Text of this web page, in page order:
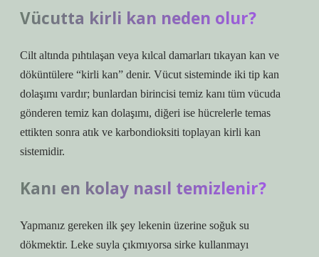
Vücutta kirli kan neden olur?
Cilt altında pıhtılaşan veya kılcal damarları tıkayan kan ve
döküntülere “kirli kan” denir. Vücut sisteminde iki tip kan
dolaşımı vardır; bunlardan birincisi temiz kanı tüm vücuda
gönderen temiz kan dolaşımı, diğeri ise hücrelerle temas
ettikten sonra atık ve karbondioksiti toplayan kirli kan
sistemidir.
Kanı en kolay nasıl temizlenir?
Yapmanız gereken ilk şey lekenin üzerine soğuk su
dökmektir. Leke suyla çıkmıyorsa sirke kullanmayı